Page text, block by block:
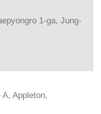
1-ga, Jung-
Appleton,